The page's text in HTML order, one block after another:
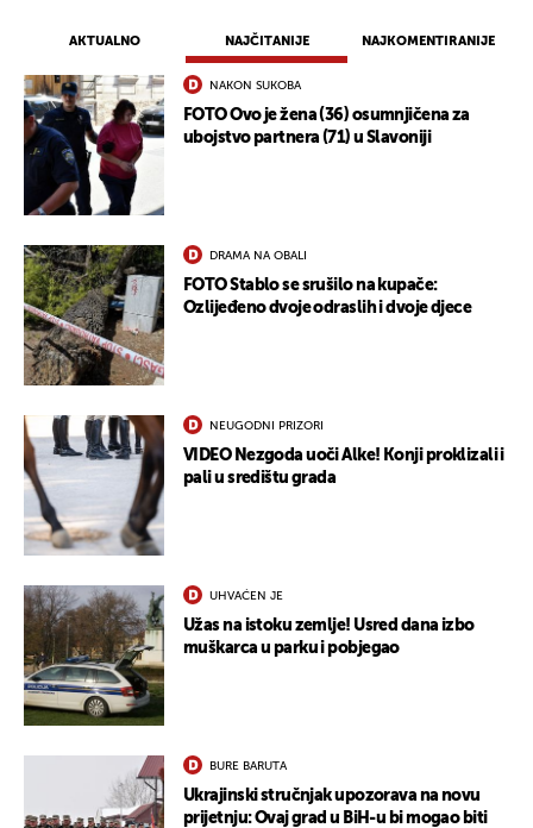
AKTUALNO NAJČITANIJE NAJKOMENTIRANIJE
NAKON SUKOBA
FOTO Ovo je žena (36) osumnjičena za
ubojstvo partnera (71) u Slavoniji
DRAMA NA OBALI
FOTO Stablo se srušilo na kupače:
Ozlijeđeno dvoje odraslih i dvoje djece
NEUGODNI PRIZORI
VIDEO Nezgoda uoči Alke! Konji proklizali i
pali u središtu grada
UHVAĆEN JE
Užas na istoku zemlje! Usred dana izbo
muškarca u parku i pobjegao
BURE BARUTA
Ukrajinski stručnjak upozorava na novu
prijetnju: Ovaj grad u BiH-u bi mogao biti
UKLJUČITE NOTIFIKACIJE